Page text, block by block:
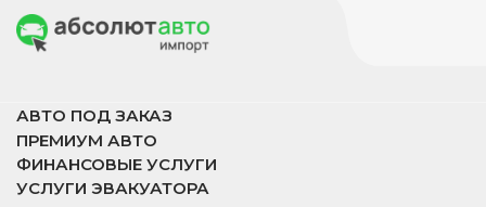
АВТО ПОД ЗАКАЗ
ПРЕМИУМ АВТО
ФИНАНСОВЫЕ УСЛУГИ
УСЛУГИ ЭВАКУАТОРА